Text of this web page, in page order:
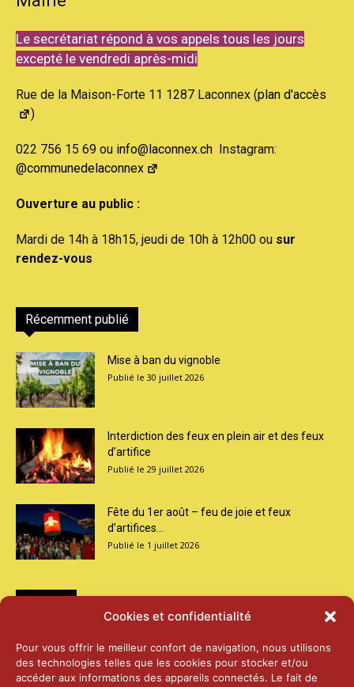
Cookies et confidentialité
Pour vous offrir le meilleur confort de navigation, nous utilisons
des technologies telles que les cookies pour stocker et/ou
accéder aux informations des appareils connectés. Le fait de
Le secrétariat répond à vos appels tous les jours
excepté le vendredi après-midi
Rue de la Maison-Forte 11 1287 Laconnex (plan d'accès
)
022 756 15 69 ou info@laconnex.ch Instagram:
@communedelaconnex
Ouverture au public :
Mardi de 14h à 18h15, jeudi de 10h à 12h00 ou sur
rendez-vous
Récemment publié
Mise à ban du vignoble
30 juillet 2026
Interdiction des feux en plein air et des feux
d’artifice
29 juillet 2026
Fête du 1er août – feu de joie et feux
d’artifices...
1 juillet 2026
2026 – Laiterie d’Orsières et Abbaye de St-
Maurice
25 juin 2026